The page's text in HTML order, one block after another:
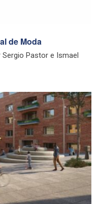
de Moda
Pastor e Ismael